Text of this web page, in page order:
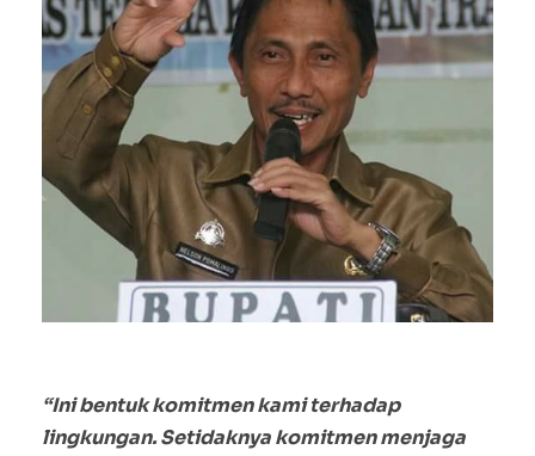
“Ini bentuk komitmen kami terhadap
lingkungan. Setidaknya komitmen menjaga